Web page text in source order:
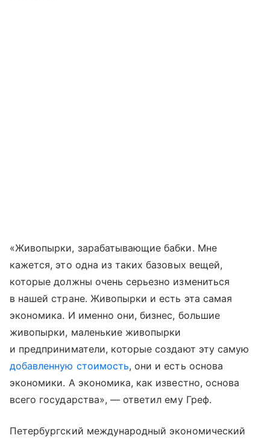
«Живопырки, зарабатывающие бабки. Мне
кажется, это одна из таких базовых вещей,
которые должны очень серьезно измениться
в нашей стране. Живопырки и есть эта самая
экономика. И именно они, бизнес, большие
живопырки, маленькие живопырки
и предприниматели, которые создают эту самую
добавленную стоимость, они и есть основа
экономики. А экономика, как известно, основа
всего государства», — ответил ему Греф.
Петербургский международный экономический